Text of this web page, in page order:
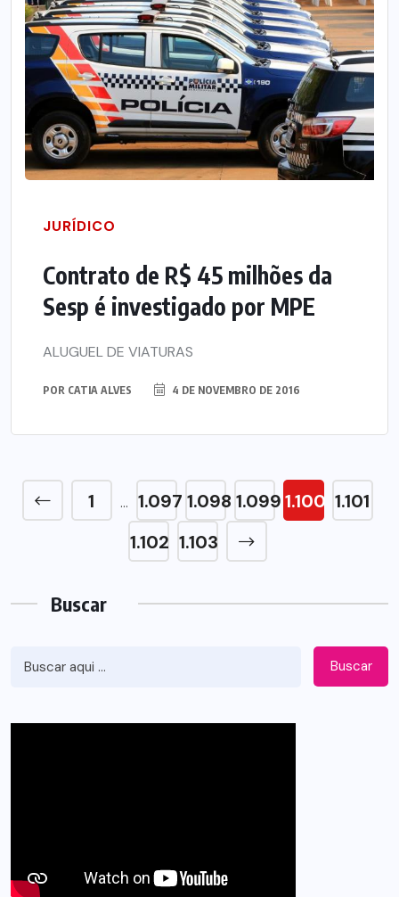
JURÍDICO
Contrato de R$ 45 milhões da
Sesp é investigado por MPE
ALUGUEL DE VIATURAS
POR CATIA ALVES 4 DE NOVEMBRO DE 2016
1 … 1.097 1.098 1.0991.100 1.101
1.102 1.103
Buscar
Buscar